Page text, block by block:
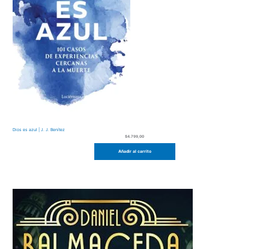
Dios es azul | J. J. Benítez
$4.799,00
Añadir al carrito